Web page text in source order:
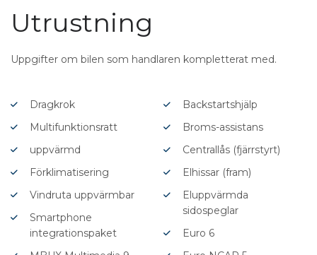
Utrustning
Uppgifter om bilen som handlaren kompletterat med.
Dragkrok
Multifunktionsratt
uppvärmd
Förklimatisering
Vindruta uppvärmbar
Smartphone
integrationspaket
Backstartshjälp
Broms-assistans
Centrallås (fjärrstyrt)
Elhissar (fram)
Eluppvärmda
sidospeglar
Euro 6